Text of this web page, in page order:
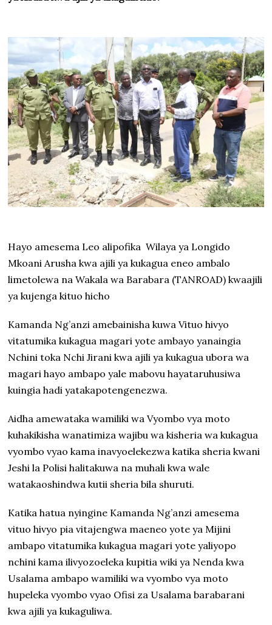
Hayo amesema Leo alipofika Wilaya ya Longido
Mkoani Arusha kwa ajili ya kukagua eneo ambalo
limetolewa na Wakala wa Barabara (TANROAD) kwaajili
ya kujenga kituo hicho
Kamanda Ng’anzi amebainisha kuwa Vituo hivyo
vitatumika kukagua magari yote ambayo yanaingia
Nchini toka Nchi Jirani kwa ajili ya kukagua ubora wa
magari hayo ambapo yale mabovu hayataruhusiwa
kuingia hadi yatakapotengenezwa.
Aidha amewataka wamiliki wa Vyombo vya moto
kuhakikisha wanatimiza wajibu wa kisheria wa kukagua
vyombo vyao kama inavyoelekezwa katika sheria kwani
Jeshi la Polisi halitakuwa na muhali kwa wale
watakaoshindwa kutii sheria bila shuruti.
Katika hatua nyingine Kamanda Ng’anzi amesema
vituo hivyo pia vitajengwa maeneo yote ya Mijini
ambapo vitatumika kukagua magari yote yaliyopo
nchini kama ilivyozoeleka kupitia wiki ya Nenda kwa
Usalama ambapo wamiliki wa vyombo vya moto
hupeleka vyombo vyao Ofisi za Usalama barabarani
kwa ajili ya kukaguliwa.